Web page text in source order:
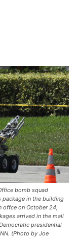
bomb squad
in the building
offce on October 24,
arrived in the mail
presidential
(Photo by Joe